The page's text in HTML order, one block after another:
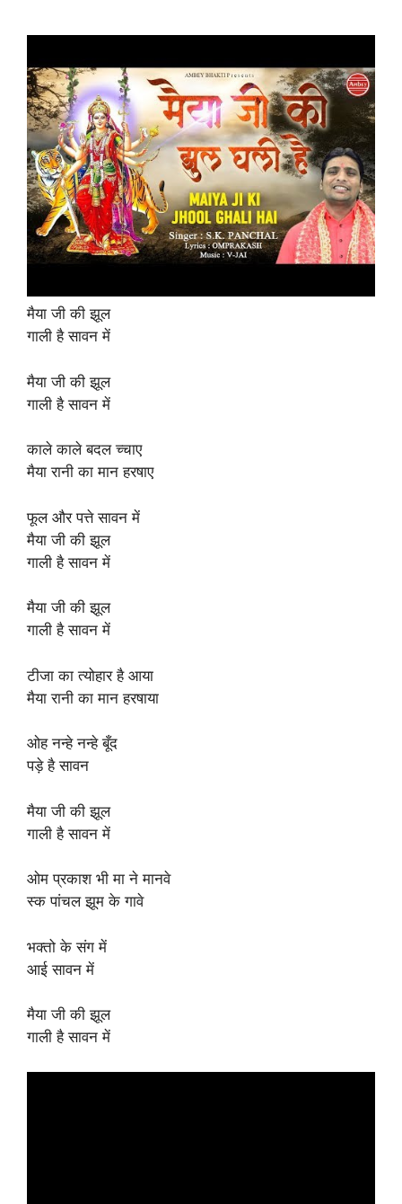
मैया जी की झूल
गाली है सावन में
मैया जी की झूल
गाली है सावन में
काले काले बदल च्चाए
मैया रानी का मान हरषाए
फूल और पत्ते सावन में
मैया जी की झूल
गाली है सावन में
मैया जी की झूल
गाली है सावन में
टीजा का त्योहार है आया
मैया रानी का मान हरषाया
ओह नन्हे नन्हे बूँद
पड़े है सावन
मैया जी की झूल
गाली है सावन में
ओम प्रकाश भी मा ने मानवे
स्क पांचल झूम के गावे
भक्तो के संग में
आई सावन में
मैया जी की झूल
गाली है सावन में